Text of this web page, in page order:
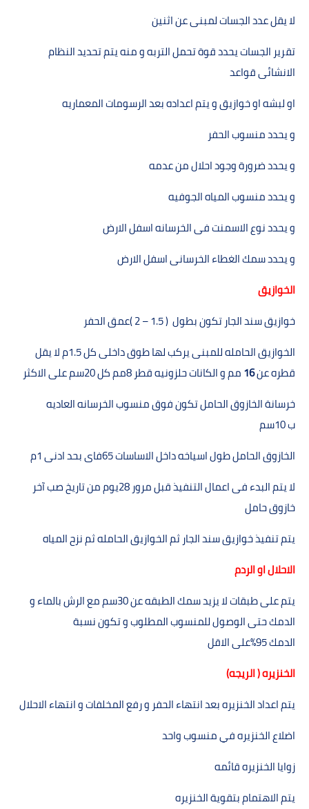
لا يقل عدد الجسات لمبنى عن اثنين
تقرير الجسات يحدد قوة تحمل التربه و منه يتم تحديد النظام
الانشائى قواعد
او لبشه او خوازيق و يتم اعداده بعد الرسومات المعماريه
و يحدد منسوب الحفر
و يحدد ضرورة وجود احلال من عدمه
و يحدد منسوب المياه الجوفيه
و يحدد نوع الاسمنت فى الخرسانه اسفل الارض
و يحدد سمك الغطاء الخرسانى اسفل الارض
الخوازيق
خوازيق سند الجار تكون بطول ( 2 – 1.5 )عمق الحفر
الخوازيق الحامله للمبنى يركب لھا طوق داخلى كل1.5م لا يقل
قطره عن16مم و الكانات حلزونيه قطر 8مم كل20سم على الاكثر
خرسانة الخازوق الحامل تكون فوق منسوب الخرسانه العاديه
ب10سم
الخازوق الحامل طول اسياخه داخل الاساسات65فاى بحد ادنى1م
لا يتم البدء فى اعمال التنفيذ قبل مرور 28يوم من تاريخ صب آخر
خازوقحامل
يتم تنفيذ خوازيق سند الجار ثم الخوازيق الحامله ثم نزح المياه
الاحلال او الردم
يتم على طبقات لا يزيد سمك الطبقه عن30سم مع الرش بالماء و
الدمكحتى الوصول للمنسوب المطلوب و تكون نسبة
الدمك%95على الاقل
الخنزيره ( الريجه(
يتم اعداد الخنزيره بعد انتھاء الحفر و رفع المخلفات و انتھاء الاحلال
اضلاع الخنزيره في منسوب واحد
زوايا الخنزيره قائمه
يتم الاھتمام بتقوية الخنزيره